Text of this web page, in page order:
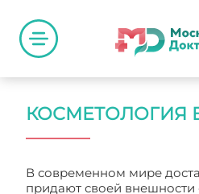
КОСМЕТОЛОГИЯ
В современном мире
придают своей внешности